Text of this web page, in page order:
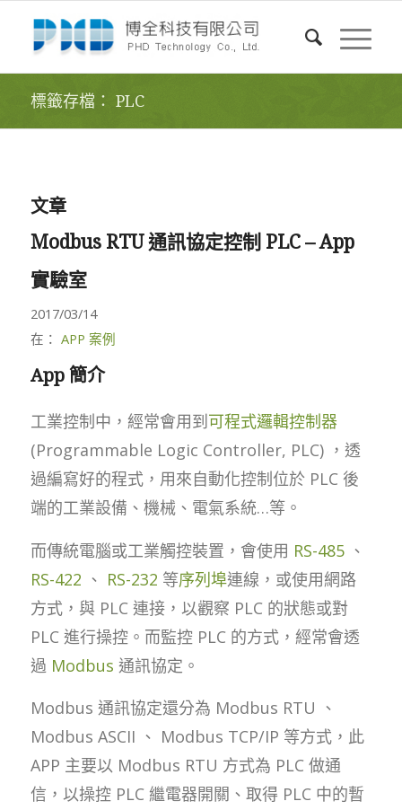
標籤存檔： PLC
文章
Modbus RTU 通訊協定控制 PLC – App
實驗室
2017/03/14
在： APP 案例
App 簡介
工業控制中，經常會用到可程式邏輯控制器
(Programmable Logic Controller, PLC) ，透
過編寫好的程式，用來自動化控制位於 PLC 後
端的工業設備、機械、電氣系統…等。
而傳統電腦或工業觸控裝置，會使用 RS-485、
RS-422 、 RS-232 等序列埠連線，或使用網路
方式，與 PLC 連接，以觀察 PLC 的狀態或對
PLC 進行操控。而監控 PLC 的方式，經常會透
過 Modbus 通訊協定。
Modbus 通訊協定還分為 Modbus RTU 、
Modbus ASCII 、 Modbus TCP/IP 等方式，此
APP 主要以 Modbus RTU 方式為 PLC 做通
信，以操控 PLC 繼電器開關、取得 PLC 中的暫